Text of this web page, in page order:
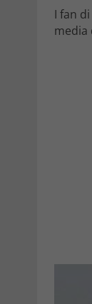
I fan di
media